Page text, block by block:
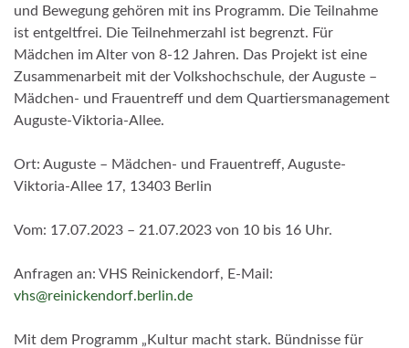
und Bewegung gehören mit ins Programm. Die Teilnahme
ist entgeltfrei. Die Teilnehmerzahl ist begrenzt. Für
Mädchen im Alter von 8-12 Jahren. Das Projekt ist eine
Zusammenarbeit mit der Volkshochschule, der Auguste –
Mädchen- und Frauentreff und dem Quartiersmanagement
Auguste-Viktoria-Allee.
Ort: Auguste – Mädchen- und Frauentreff, Auguste-
Viktoria-Allee 17, 13403 Berlin
Vom: 17.07.2023 – 21.07.2023 von 10 bis 16 Uhr.
Anfragen an: VHS Reinickendorf, E-Mail:
vhs@reinickendorf.berlin.de
Mit dem Programm „Kultur macht stark. Bündnisse für